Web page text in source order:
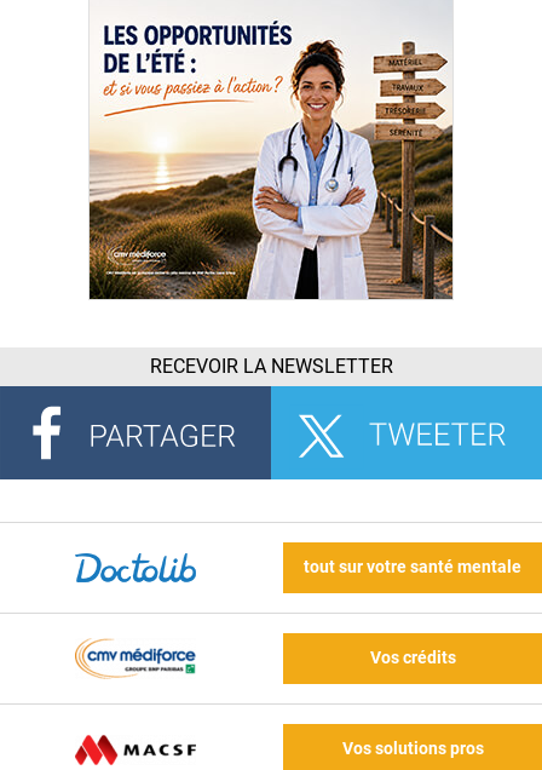
RECEVOIR LA NEWSLETTER
tout sur votre santé mentale
Vos crédits
Vos solutions pros